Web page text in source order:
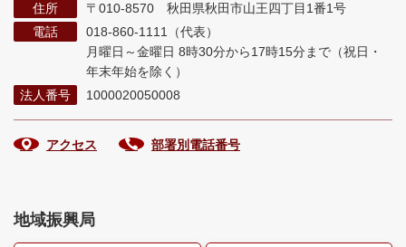
住所
〒010-8570 秋田県秋田市山王四丁目1番1号
電話
018-860-1111（代表）
月曜日～金曜日 8時30分から17時15分まで （祝日・
年末年始を除く）
法人番号
1000020050008
アクセス 部署別電話番号
地域振興局